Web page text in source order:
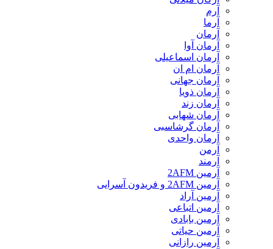
آرم
آرما
آرمان
آرمان آوا
آرمان اسماعیلی
آرمان ام ان
آرمان جهانی
آرمان ذویا
آرمان زند
آرمان شهابی
آرمان گرشاسبی
آرمان واحدی
آرمن
آرمند
آرمین 2AFM
آرمین 2AFM و فریدون آسرایی
آرمین آراد
آرمین اتباعی
آرمین بابادی
آرمین حیاتی
آرمین رازانی